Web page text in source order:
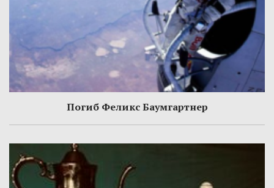
Погиб Феликс Баумгартнер